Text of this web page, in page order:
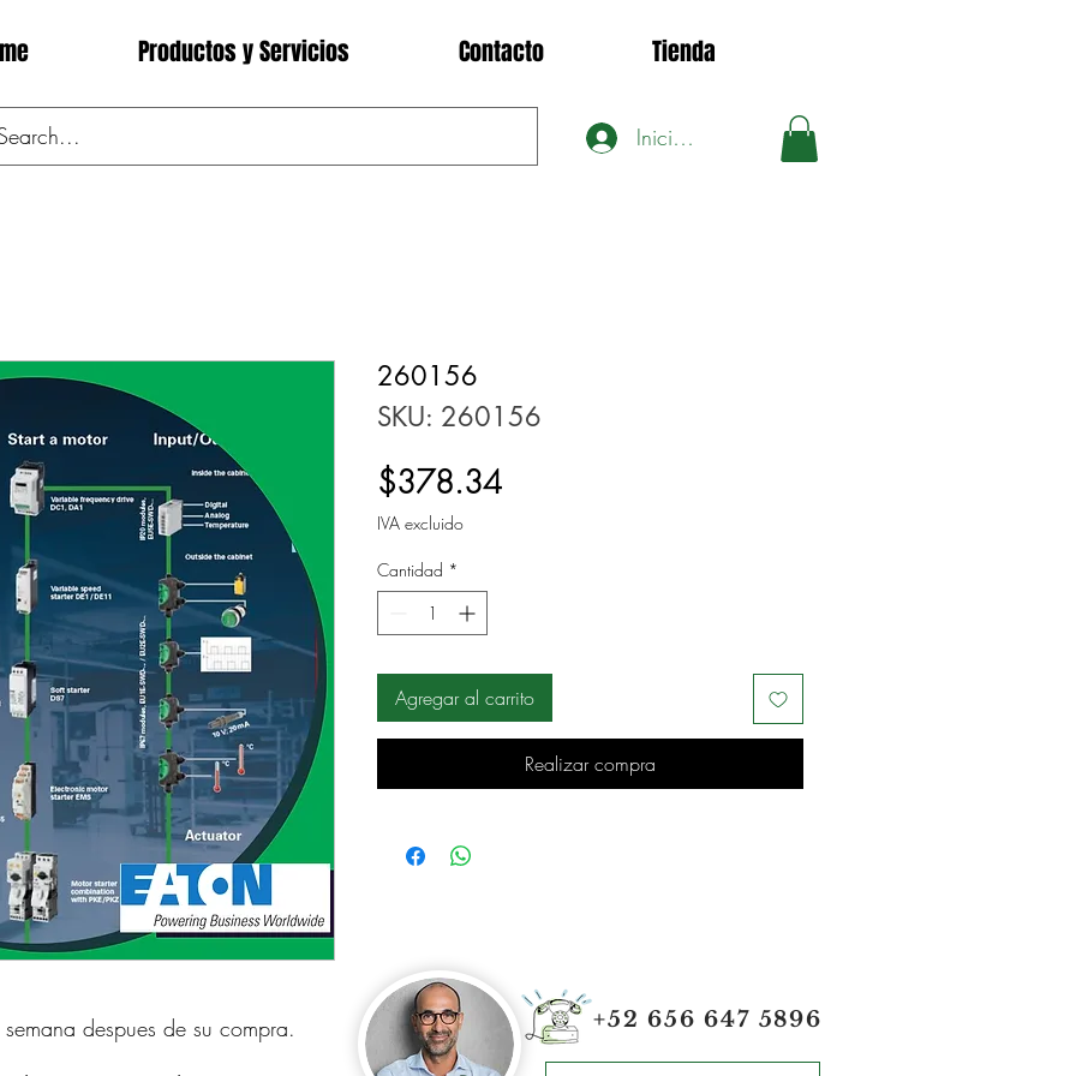
Productos y Servicios Contacto Tienda
Iniciar sesión
despues de su compra.
260156
SKU: 260156
$378.34Precio
IVA excluido
Cantidad *
Agregar al carrito
Realizar compra
+52 656 647 5896